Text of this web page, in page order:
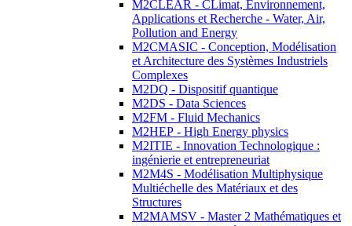
M2CLEAR - CLimat, Environnement,
Applications et Recherche - Water, Air,
Pollution and Energy
M2CMASIC - Conception, Modélisation
et Architecture des Systèmes Industriels
Complexes
M2DQ - Dispositif quantique
M2DS - Data Sciences
M2FM - Fluid Mechanics
M2HEP - High Energy physics
M2ITIE - Innovation Technologique :
ingénierie et entrepreneuriat
M2M4S - Modélisation Multiphysique
Multiéchelle des Matériaux et des
Structures
M2MAMSV - Master 2 Mathématiques et